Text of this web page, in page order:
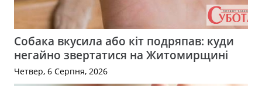
Собака вкусила або кіт подряпав: куди
негайно звертатися на Житомирщині
Четвер, 6 Серпня, 2026